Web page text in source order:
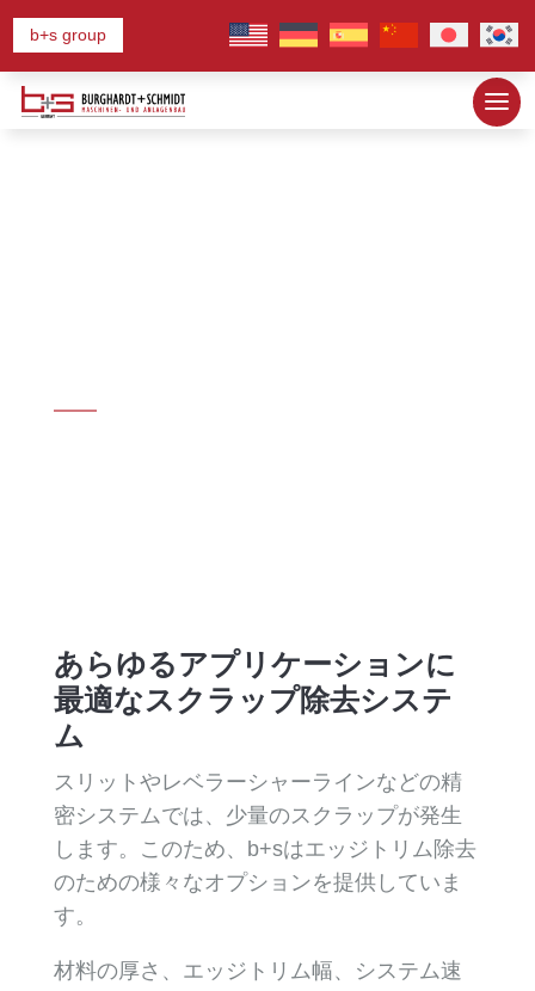
b+s group
あらゆるアプリケーションに
最適なスクラップ除去システ
ム
スリットやレベラーシャーラインなどの精
密システムでは、少量のスクラップが発生
します。このため、b+sはエッジトリム除去
のための様々なオプションを提供していま
す。
材料の厚さ、エッジトリム幅、システム速